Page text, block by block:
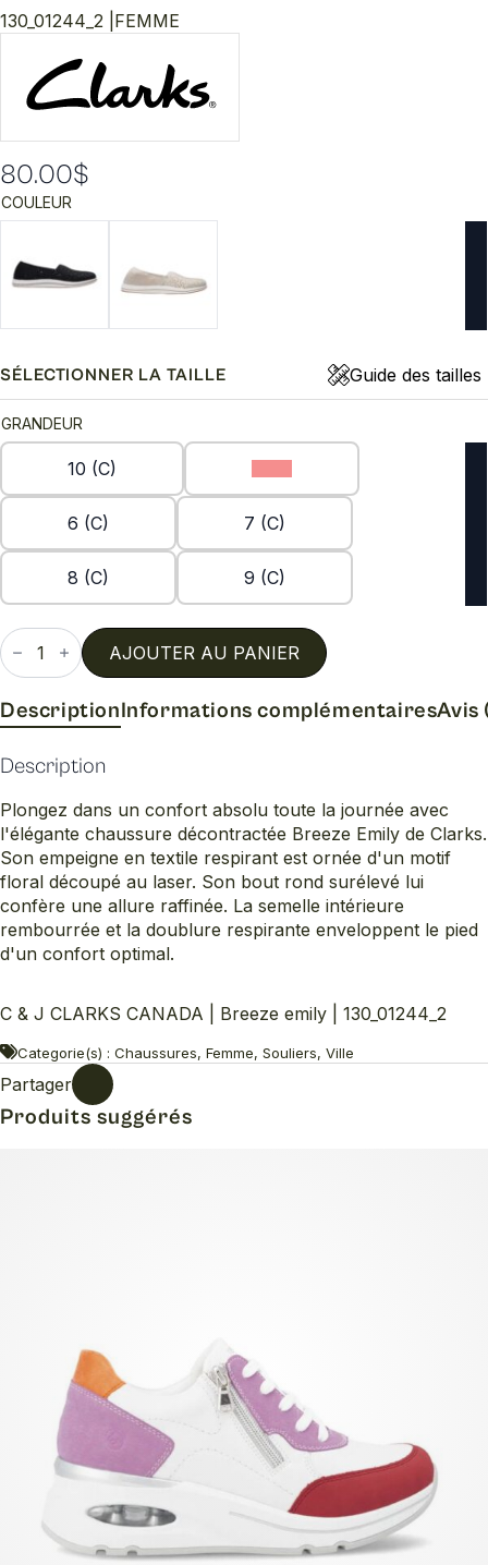
130_01244_2 | FEMME
80.00$
COULEUR
SÉLECTIONNER LA TAILLE Guide des tailles
GRANDEUR
10 (C)
6 (C) 7 (C)
8 (C) 9 (C)
quantité
de
Breeze
AJOUTER AU PANIER
DescriptionInformations complémentairesAvis
Description
Plongez dans un confort absolu toute la journée avec
l'élégante chaussure décontractée Breeze Emily de Clarks.
Son empeigne en textile respirant est ornée d'un motif
floral découpé au laser. Son bout rond surélevé lui
confère une allure raffinée. La semelle intérieure
rembourrée et la doublure respirante enveloppent le pied
d'un confort optimal.
C & J CLARKS CANADA | Breeze emily | 130_01244_2
Categorie(s) : Chaussures, Femme, Souliers, Ville
Partager
Produits suggérés